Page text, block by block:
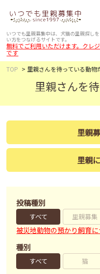
いつでも里親募集中は、犬猫の里親探し
い方をつなげるサイトです。
無料でご利用いただけます。クレ
です
TOP
里親さんを待っている動物
里親さんを
里親
里親
投稿種別
すべて 里親募集
被災地動物の預かり飼育に
種別
すべて 猫